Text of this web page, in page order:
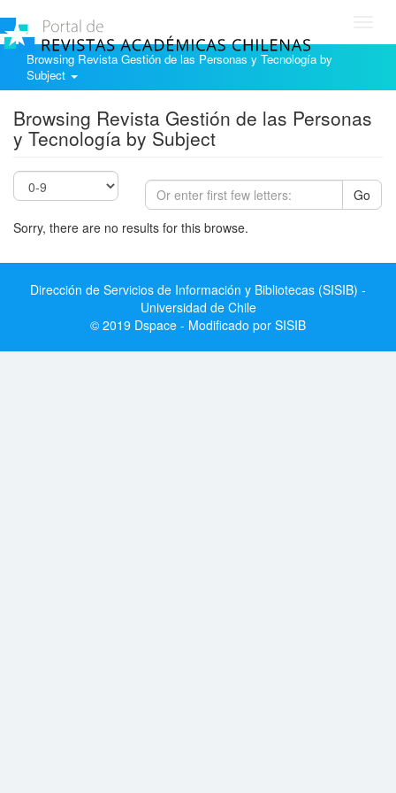
Browsing Revista Gestión de las Personas y Tecnología by
Subject
Browsing Revista Gestión de las Personas
y Tecnología by Subject
Go
Sorry, there are no results for this browse.
Dirección de Servicios de Información y Bibliotecas (SISIB) -
Universidad de Chile
© 2019 Dspace - Modificado por SISIB